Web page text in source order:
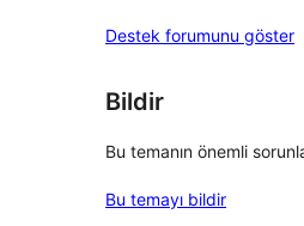
Destek forumunu göster
Bildir
Bu temanın önemli
Bu temayı bildir